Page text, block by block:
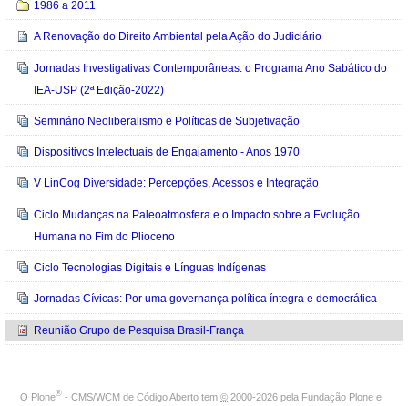
1986 a 2011
A Renovação do Direito Ambiental pela Ação do Judiciário
Jornadas Investigativas Contemporâneas: o Programa Ano Sabático do
IEA-USP (2ª Edição-2022)
Seminário Neoliberalismo e Políticas de Subjetivação
Dispositivos Intelectuais de Engajamento - Anos 1970
V LinCog Diversidade: Percepções, Acessos e Integração
Ciclo Mudanças na Paleoatmosfera e o Impacto sobre a Evolução
Humana no Fim do Plioceno
Ciclo Tecnologias Digitais e Línguas Indígenas
Jornadas Cívicas: Por uma governança política íntegra e democrática
Reunião Grupo de Pesquisa Brasil-França
O Plone® - CMS/WCM de Código Aberto tem © 2000-2026 pela Fundação Plone e